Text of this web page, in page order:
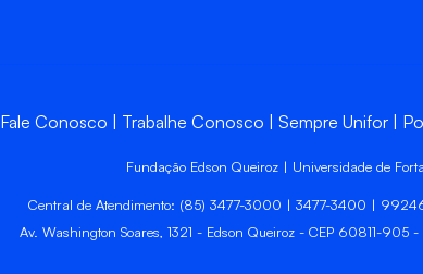
Fale Conosco Trabalhe Conosco Sempre Unifor
Fundação Edson Queiroz | Universidade de
Central de Atendimento: (85) 3477-3000 | 3477-3400 |
Av. Washington Soares, 1321 - Edson Queiroz - CEP 60811-905